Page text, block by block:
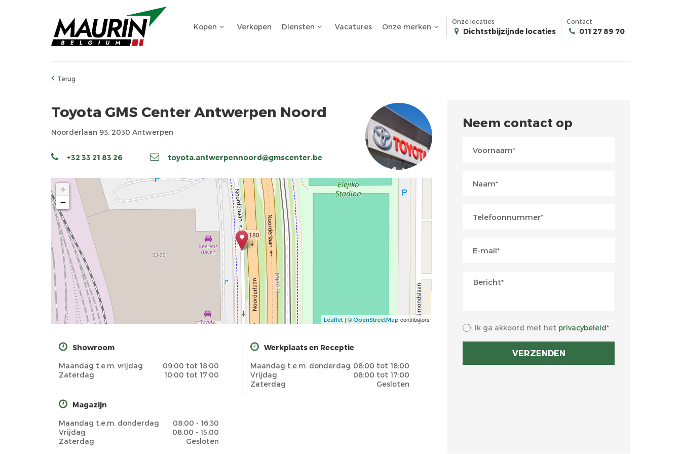
Kopen Verkopen Diensten Vacatures Onze merken
Onze locaties
Dichtstbijzijnde locaties
Contact
011 27 89 70
Terug
Toyota GMS Center Antwerpen Noord
Noorderlaan 93, 2030 Antwerpen
+32 33 21 83 26 toyota.antwerpennoord@gmscenter.be
+
−
Leaflet | © OpenStreetMap contributors
Showroom
Maandag t.e.m. vrijdag
09:00 tot 18:00
Zaterdag
10:00 tot 17:00
Werkplaats en Receptie
Maandag t.e.m. donderdag 08:00 tot 18:00
Vrijdag
08:00 tot 17:00
Zaterdag
Gesloten
Magazijn
Maandag t.e.m. donderdag
08:00 - 16:30
Vrijdag
08:00 - 15:00
Zaterdag
Gesloten
Neem contact op
Ik ga akkoord met het privacybeleid*
VERZENDEN